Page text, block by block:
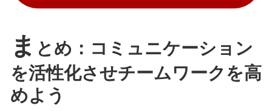
ま とめ：コミュニケーション
を活性化させチームワークを高
めよう